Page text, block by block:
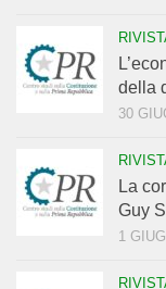
della
30
La
Guy
1